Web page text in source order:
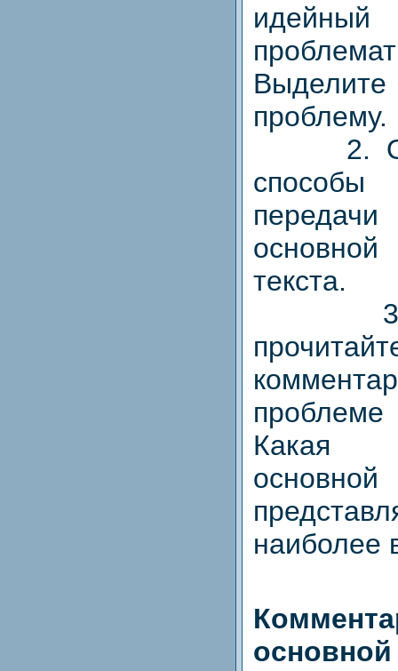
проблему.
2.
текста.
3.
проблеме
Какая
наиболее